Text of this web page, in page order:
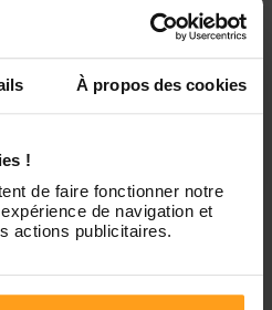
À propos des cookies
!
de faire fonctionner notre
de navigation et
actions publicitaires.
je suis en 3eme et j'aimerais
les enfant je suis passiante
me débrouiller seul j'ai
assistante maternelle donc je